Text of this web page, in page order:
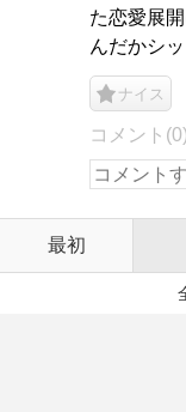
た恋愛展
んだかシ
ナイス
コメント(0)
最初